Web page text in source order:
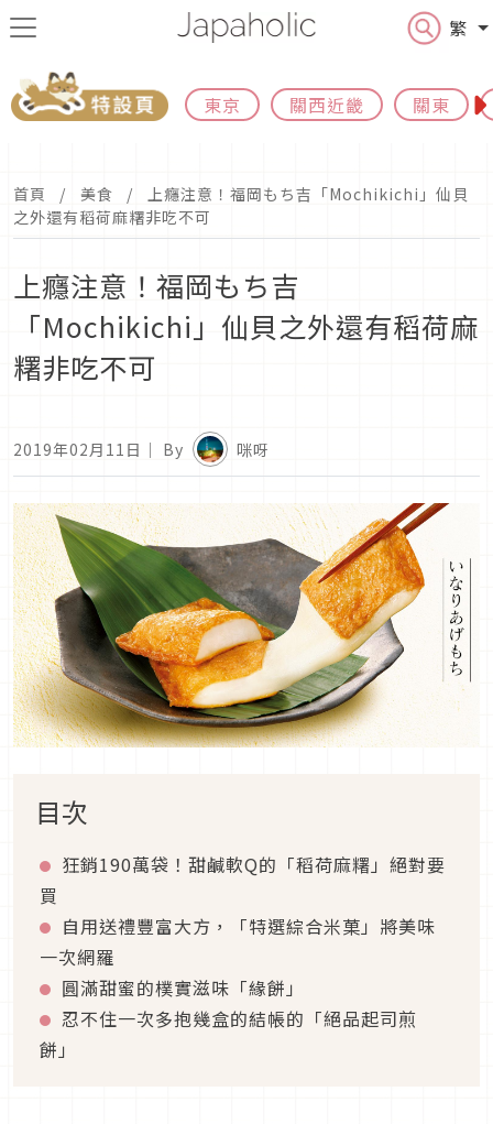
繁
東京 關西近畿 關東
首頁 美食
上癮注意！福岡もち吉「Mochikichi」仙貝
之外還有稻荷麻糬非吃不可
上癮注意！福岡もち吉
「Mochikichi」仙貝之外還有稻荷麻
糬非吃不可
2019年02月11日 ｜ By 咪呀
目次
狂銷190萬袋！甜鹹軟Q的「稻荷麻糬」絕對要
買
自用送禮豐富大方，「特選綜合米菓」將美味
一次網羅
圓滿甜蜜的樸實滋味「緣餅」
忍不住一次多抱幾盒的結帳的「絕品起司煎
餅」